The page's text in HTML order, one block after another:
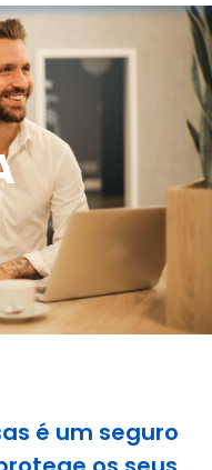
é um seguro